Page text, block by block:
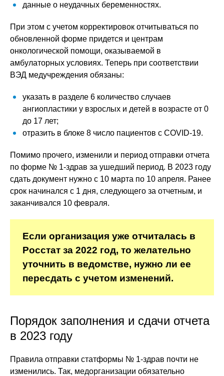
данные о неудачных беременностях.
При этом с учетом корректировок отчитываться по
обновленной форме придется и центрам
онкологической помощи, оказываемой в
амбулаторных условиях. Теперь при соответствии
ВЭД медучреждения обязаны:
указать в разделе 6 количество случаев
ангиопластики у взрослых и детей в возрасте от 0
до 17 лет;
отразить в блоке 8 число пациентов с COVID-19.
Помимо прочего, изменили и период отправки отчета
по форме № 1-здрав за ушедший период. В 2023 году
сдать документ нужно с 10 марта по 10 апреля. Ранее
срок начинался с 1 дня, следующего за отчетным, и
заканчивался 10 февраля.
Если организация уже отчиталась в
Росстат за 2022 год, то желательно
уточнить в ведомстве, нужно ли ее
пересдать с учетом изменений.
Порядок заполнения и сдачи отчета
в 2023 году
Правила отправки статформы № 1-здрав почти не
изменились. Так, медорганизации обязательно